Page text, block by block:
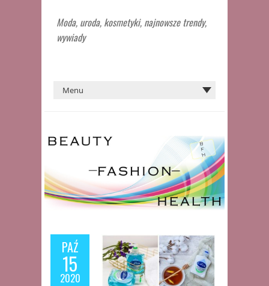
Moda, uroda, kosmetyki, najnowsze trendy,
wywiady
PAŹ
15
2020